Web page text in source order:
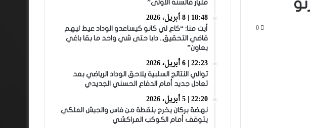
0
مليار فالسنة الأولى”
18:48 | 8 أبريل، 2026
أيت منا: “كاع لي كانو كيساعدو الوداد عيط ليهم
قاضي التحقيق.. دابا حتى شي واحد ما بقا باغي
يعاون”
22:23 | 6 أبريل، 2026
توالي النتائج السلبية يلاحق الوداد الرياضي بعد
تعادل جديد أمام الدفاع الحسني الجديدي
22:20 | 5 أبريل، 2026
نهضة بركان يخرج بنقطة من فاس والجيش الملكي
يتوقف أمام الكوكب المراكشي